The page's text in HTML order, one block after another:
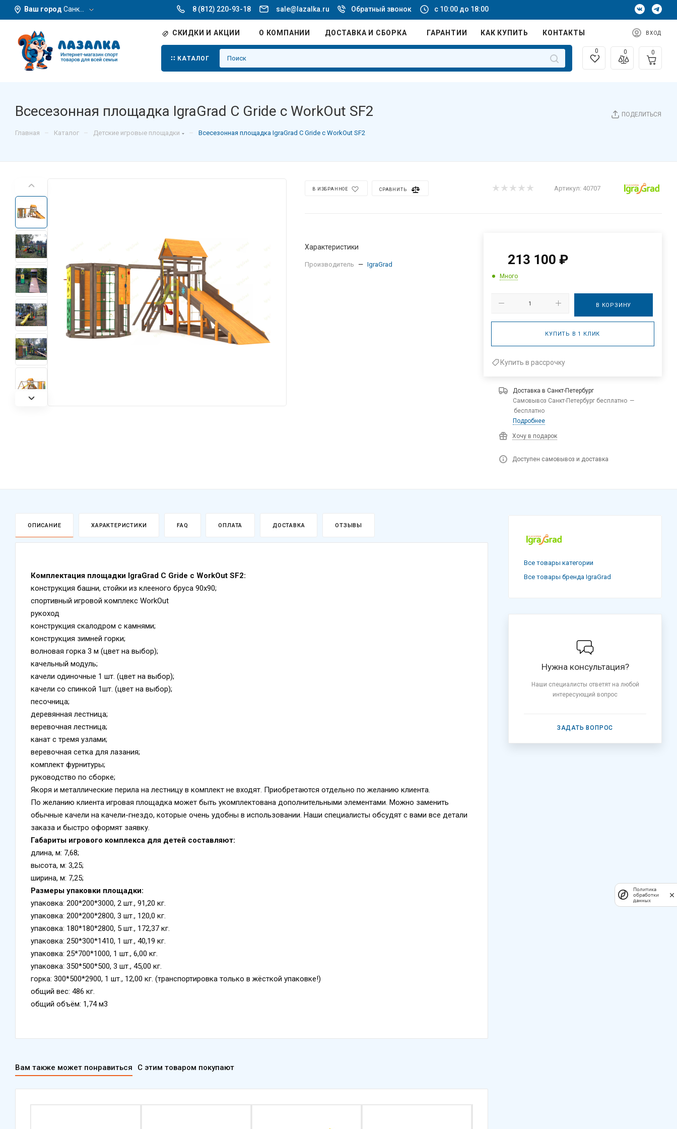
Ваш город Санкт-Петербург 8 (812) 220-93-18 sale@lazalka.ru Обратный звонок с 10:00 до 18:00
СКИДКИ И АКЦИИ О КОМПАНИИ ДОСТАВКА И СБОРКА ГАРАНТИИ КАК КУПИТЬ КОНТАКТЫ ВХОД
КАТАЛОГ
0 0 0
ПОДЕЛИТЬСЯ
Всесезонная площадка IgraGrad С Gride с WorkOut SF2
Главная – Каталог – Детские игровые площадки – Всесезонная площадка IgraGrad С Gride с WorkOut SF2
В ИЗБРАННОЕ СРАВНИТЬ Артикул: 40707
Характеристики
Производитель — IgraGrad 213 100 ₽
Много
В КОРЗИНУ
КУПИТЬ В 1 КЛИК
Купить в рассрочку
Доставка в Санкт-Петербург
Самовывоз Санкт-Петербург бесплатно —
бесплатно
Подробнее
Хочу в подарок
Доступен самовывоз и доставка
ОПИСАНИЕ ХАРАКТЕРИСТИКИ FAQ ОПЛАТА ДОСТАВКА ОТЗЫВЫ
Комплектация площадки IgraGrad С Gride с WorkOut SF2:
конструкция башни, стойки из клееного бруса 90х90;
спортивный игровой комплекс WorkOut
рукоход
конструкция скалодром с камнями;
конструкция зимней горки;
волновая горка 3 м (цвет на выбор);
качельный модуль;
качели одиночные 1 шт. (цвет на выбор);
качели со спинкой 1шт. (цвет на выбор);
песочница;
деревянная лестница;
веревочная лестница;
канат с тремя узлами;
веревочная сетка для лазания;
комплект фурнитуры;
руководство по сборке;
Якоря и металлические перила на лестницу в комплект не входят. Приобретаются отдельно по желанию клиента.
По желанию клиента игровая площадка может быть укомплектована дополнительными элементами. Можно заменить
обычные качели на качели-гнездо, которые очень удобны в использовании. Наши специалисты обсудят с вами все детали
заказа и быстро оформят заявку.
Габариты игрового комплекса для детей составляют:
длина, м: 7,68;
высота, м: 3,25;
ширина, м: 7,25;
Размеры упаковки площадки:
упаковка: 200*200*3000, 2 шт., 91,20 кг.
упаковка: 200*200*2800, 3 шт., 120,0 кг.
упаковка: 180*180*2800, 5 шт., 172,37 кг.
упаковка: 250*300*1410, 1 шт., 40,19 кг.
упаковка: 25*700*1000, 1 шт., 6,00 кг.
упаковка: 350*500*500, 3 шт., 45,00 кг.
горка: 300*500*2900, 1 шт., 12,00 кг. (транспортировка только в жёсткой упаковке!)
общий вес: 486 кг.
общий объём: 1,74 м3
Вам также может понравиться С этим товаром покупают
Все товары категории
Все товары бренда IgraGrad
Нужна консультация?
Наши специалисты ответят на любой
интересующий вопрос
ЗАДАТЬ ВОПРОС
Политика
обработки
данных